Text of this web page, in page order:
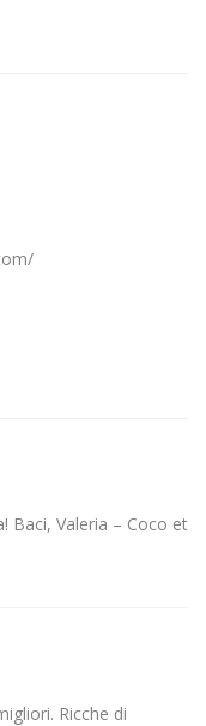
Baci, Valeria – Coco et
Ricche di